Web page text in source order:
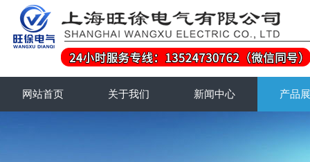
网站首页 关于我们 新闻中心 产品